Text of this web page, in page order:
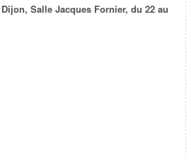
Salle Jacques Fornier, du 22 au